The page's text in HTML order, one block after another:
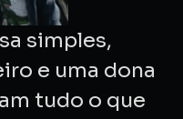
simples,
e uma dona
tudo o que